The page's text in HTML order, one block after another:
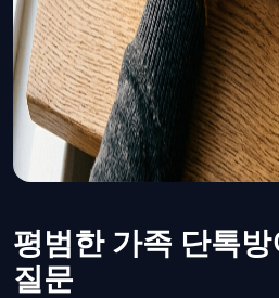
평범한 가족 단톡
질문